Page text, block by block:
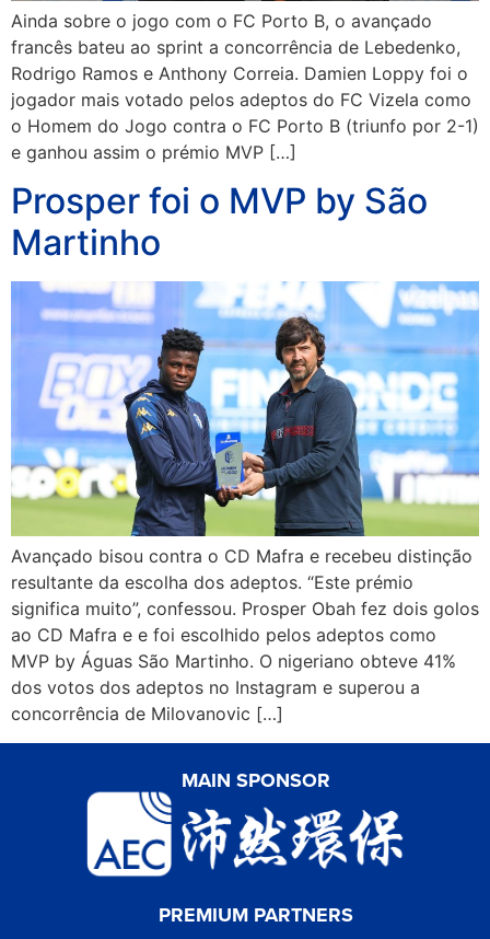
Ainda sobre o jogo com o FC Porto B, o avançado
francês bateu ao sprint a concorrência de Lebedenko,
Rodrigo Ramos e Anthony Correia. Damien Loppy foi o
jogador mais votado pelos adeptos do FC Vizela como
o Homem do Jogo contra o FC Porto B (triunfo por 2-1)
e ganhou assim o prémio MVP […]
Prosper foi o MVP by São
Martinho
Avançado bisou contra o CD Mafra e recebeu distinção
resultante da escolha dos adeptos. “Este prémio
significa muito”, confessou. Prosper Obah fez dois golos
ao CD Mafra e e foi escolhido pelos adeptos como
MVP by Águas São Martinho. O nigeriano obteve 41%
dos votos dos adeptos no Instagram e superou a
concorrência de Milovanovic […]
MAIN SPONSOR
PREMIUM PARTNERS